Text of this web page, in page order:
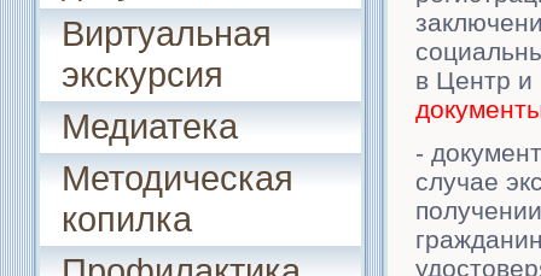
Виртуальная
экскурсия
Медиатека
Методическая
копилка
в Центр и
-
случае